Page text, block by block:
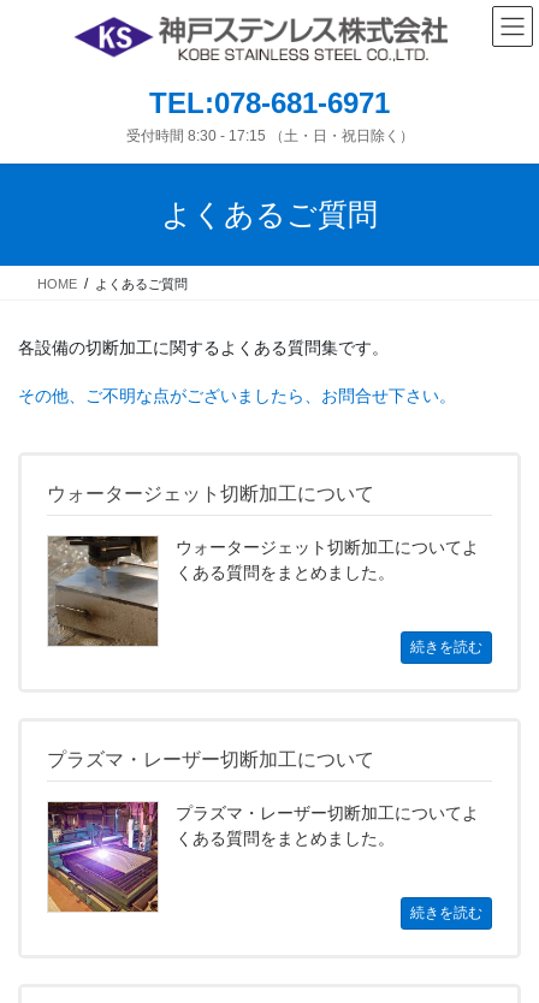
ス
ン
TEL:078-681-6971
受付時間 8:30 - 17:15 （土・日・祝日除く）
よくあるご質問
HOME よくあるご質問
各設備の切断加工に関するよくある質問集です。
その他、ご不明な点がございましたら、お問合せ下さい。
ウォータージェット切断加工について
ウォータージェット切断加工についてよ
くある質問をまとめました。
続きを読む
プラズマ・レーザー切断加工について
プラズマ・レーザー切断加工についてよ
くある質問をまとめました。
続きを読む